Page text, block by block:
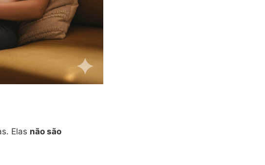
Elas não são